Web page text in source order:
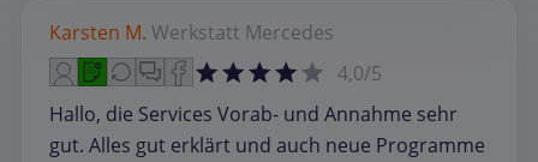
Karsten M. Werkstatt Mercedes
4,0/5
Hallo, die Services Vorab- und Annahme sehr
gut. Alles gut erklärt und auch neue Programme